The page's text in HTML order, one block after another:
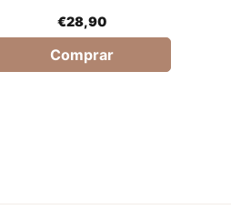
€28,90
Comprar